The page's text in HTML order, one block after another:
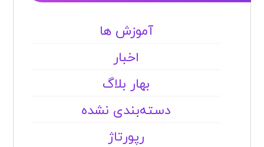
آموزش ها
اخبار
بهار بلاگ
دسته‌بندی نشده
رپورتاژ